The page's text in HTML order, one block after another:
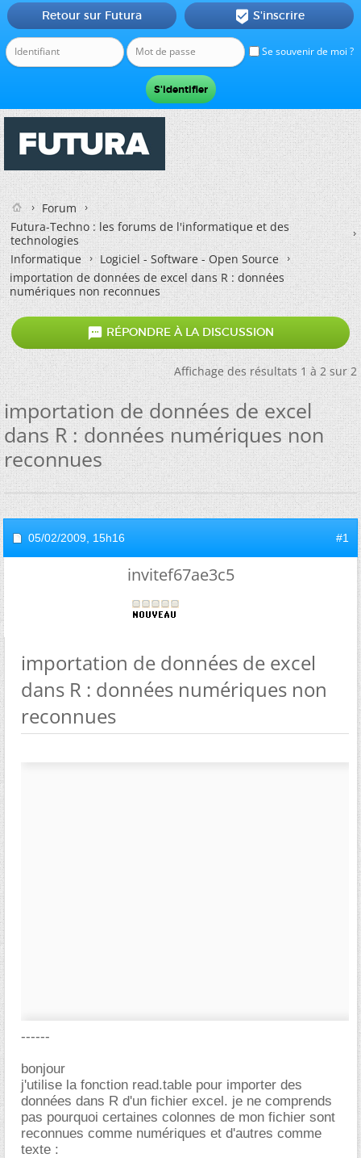
Se souvenir de moi ?
Retour sur Futura  S'inscrire
Forum
Futura-Techno : les forums de l'informatique et des
technologies
Informatique
Logiciel - Software - Open Source
importation de données de excel dans R : données
numériques non reconnues
 RÉPONDRE À LA DISCUSSION
Affichage des résultats 1 à 2 sur 2
importation de données de excel
dans R : données numériques non
reconnues
05/02/2009, 15h16 #1
invitef67ae3c5
importation de données de excel
dans R : données numériques non
reconnues
------
bonjour
j'utilise la fonction read.table pour importer des
données dans R d'un fichier excel. je ne comprends
pas pourquoi certaines colonnes de mon fichier sont
reconnues comme numériques et d'autres comme
texte :